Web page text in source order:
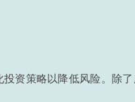
资策略以降低风险。除